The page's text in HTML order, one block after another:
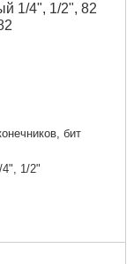
1/4", 1/2", 82
бит
4", 1/2"